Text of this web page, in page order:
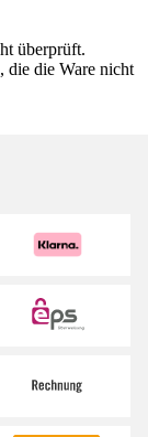
überprüft.
die die Ware nicht